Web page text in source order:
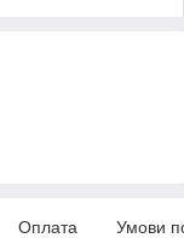
Оплата Умови